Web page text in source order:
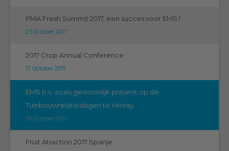
PMA Fresh Summit 2017, een succes voor EMS !
23 October 2017
2017 Crop Annual Conference
17 October 2017
EMS b.v. zoals gewoonlijk present op de
Tuinbouwrelatiedagen te Venray
09 October 2017
Fruit Atraction 2017 Spanje